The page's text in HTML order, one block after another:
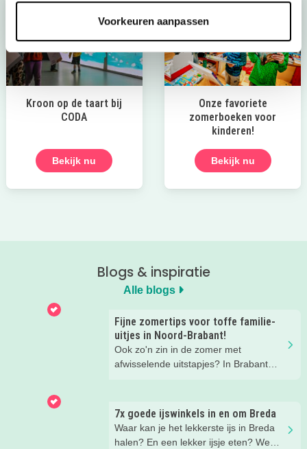
Voorkeuren aanpassen
Kroon op de taart bij
CODA
Bekijk nu
Onze favoriete
zomerboeken voor
kinderen!
Bekijk nu
Blogs & inspiratie
Alle blogs
Fijne zomertips voor toffe familie-
uitjes in Noord-Brabant!
Ook zo'n zin in de zomer met
afwisselende uitstapjes? In Brabant
natuur, ga voor een actief uitje, een
verrassende museum of ontdek de
gezellige steden. Wij verzamelden hele
7x goede ijswinkels in en om Breda
Waar kan je het lekkerste ijs in Breda
halen? En een lekker ijsje eten? We